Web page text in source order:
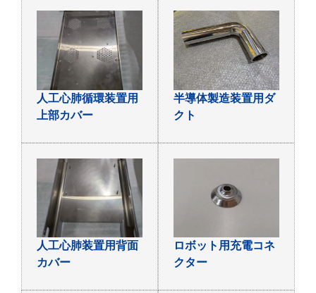
人工心肺循環装置用
上部カバー
半導体製造装置用ダ
クト
人工心肺装置用背面
カバー
ロボット用充電コネ
クター